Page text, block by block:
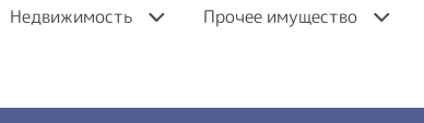
Недвижимость Прочее имущество